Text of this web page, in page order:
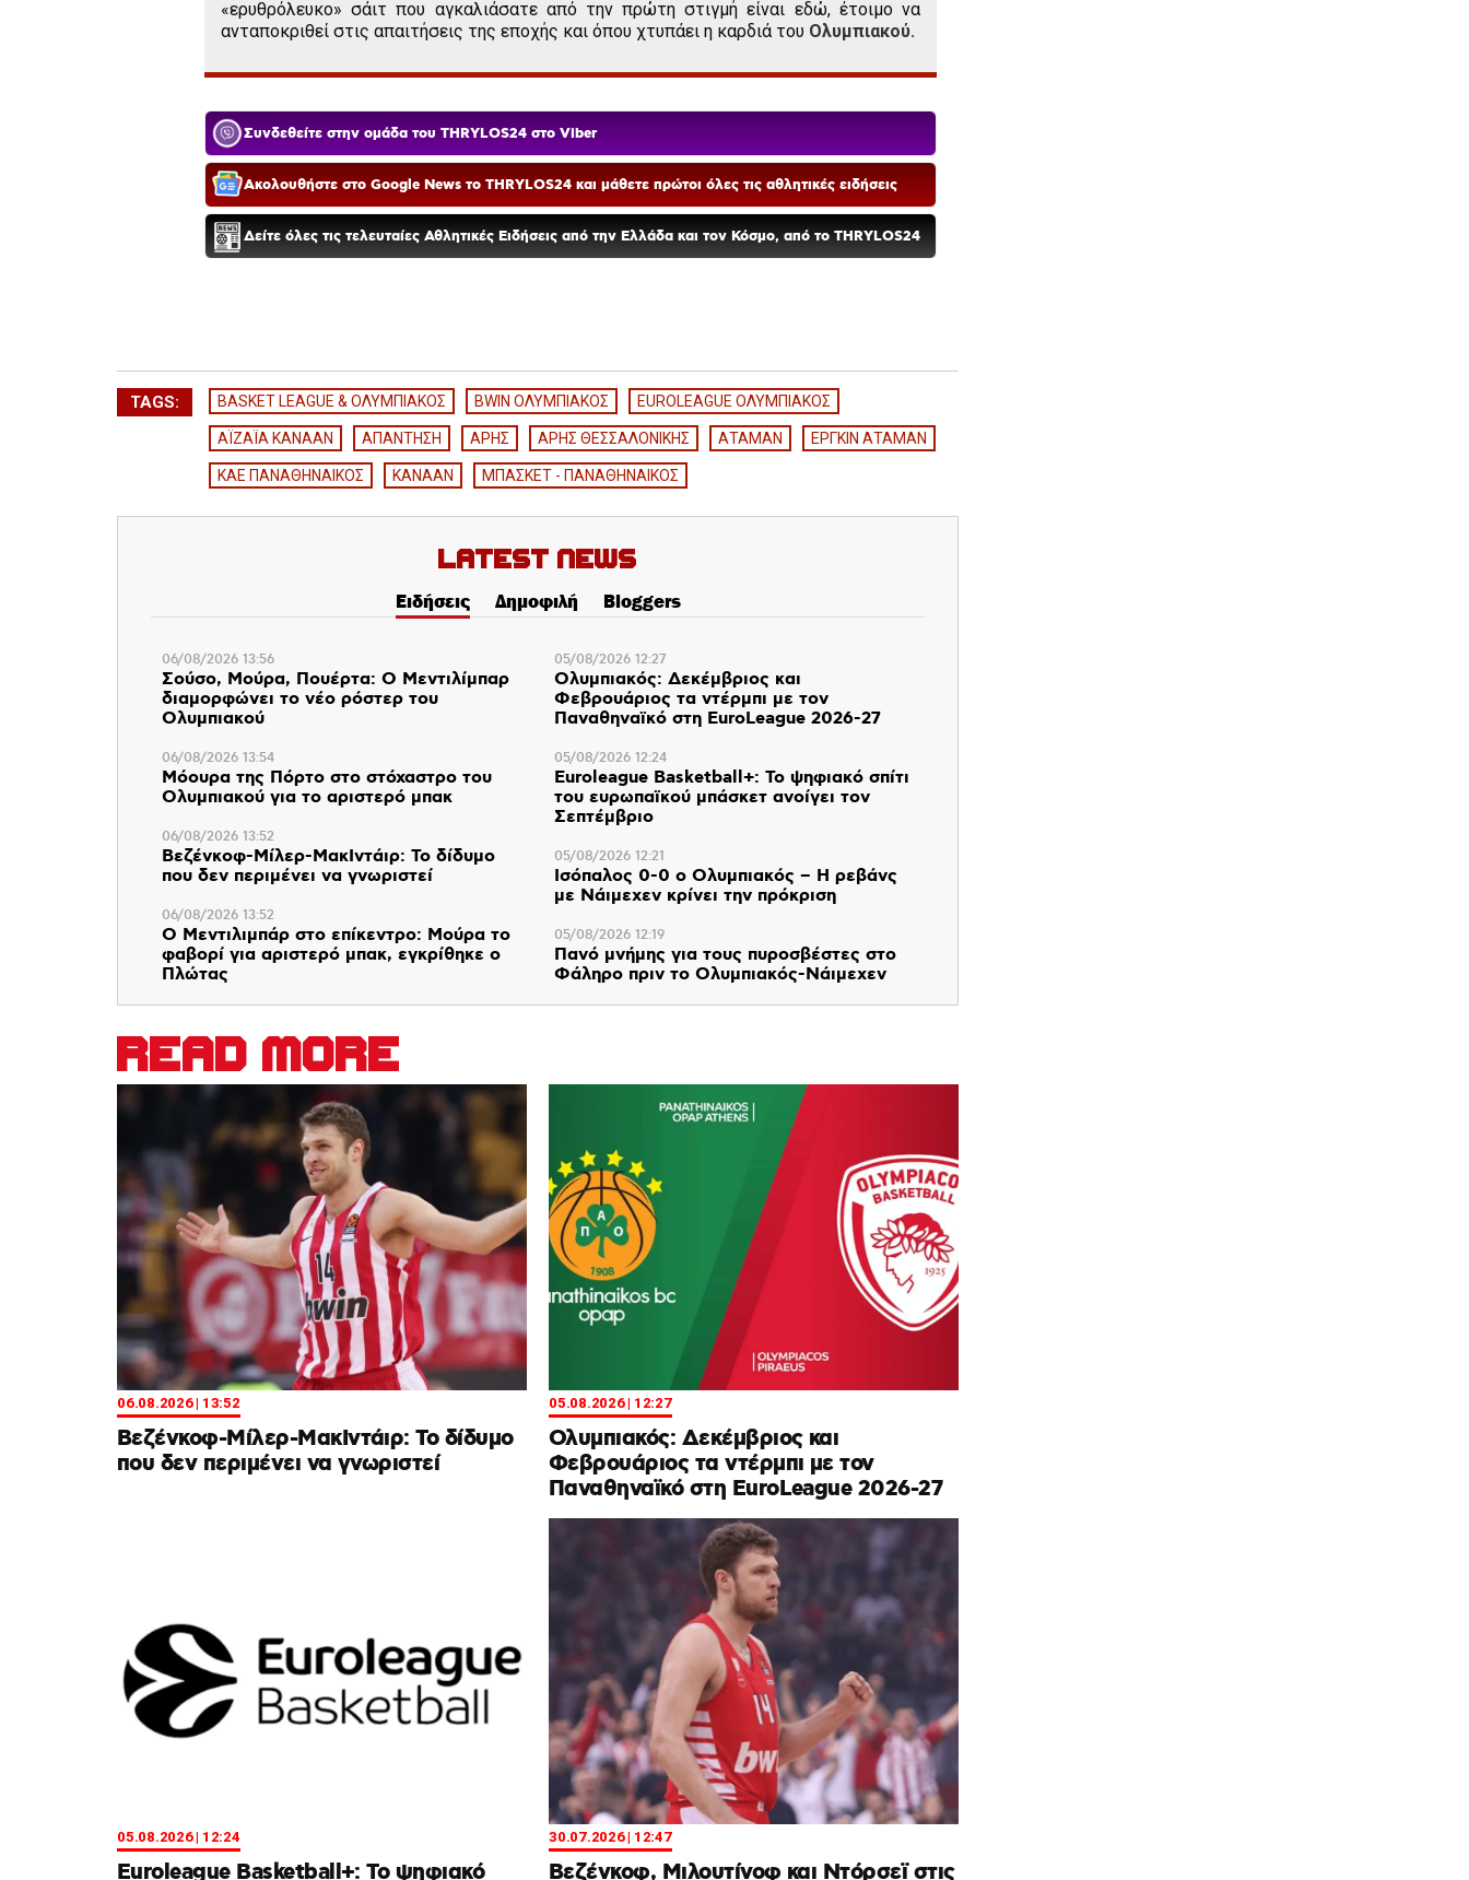
«ερυθρόλευκο» σάιτ που αγκαλιάσατε από την πρώτη στιγμή είναι εδώ, έτοιμο να
ανταποκριθεί στις απαιτήσεις της εποχής και όπου χτυπάει η καρδιά του Ολυμπιακού.
Συνδεθείτε στην ομάδα του THRYLOS24 στο Viber
Ακολουθήστε στο Google News το THRYLOS24 και μάθετε πρώτοι όλες τις αθλητικές ειδήσεις
Δείτε όλες τις τελευταίες Αθλητικές Ειδήσεις από την Ελλάδα και τον Κόσμο, από το THRYLOS24
TAGS: BASKET LEAGUE & ΟΛΥΜΠΙΑΚΟΣ BWIN ΟΛΥΜΠΙΑΚΟΣ EUROLEAGUE ΟΛΥΜΠΙΑΚΟΣ
ΑΪΖΑΪΑ ΚΑΝΑΑΝ ΑΠΑΝΤΗΣΗ ΑΡΗΣ ΑΡΗΣ ΘΕΣΣΑΛΟΝΙΚΗΣ ΑΤΑΜΑΝ ΕΡΓΚΙΝ ΑΤΑΜΑΝ
ΚΑΕ ΠΑΝΑΘΗΝΑΙΚΟΣ ΚΑΝΑΑΝ ΜΠΑΣΚΕΤ - ΠΑΝΑΘΗΝΑΙΚΟΣ
Latest News
Ειδήσεις Δημοφιλή Bloggers
06/08/2026 13:56
Σούσο, Μούρα, Πουέρτα: Ο Μεντιλίμπαρ
διαμορφώνει το νέο ρόστερ του
Ολυμπιακού
06/08/2026 13:54
Μόουρα της Πόρτο στο στόχαστρο του
Ολυμπιακού για το αριστερό μπακ
06/08/2026 13:52
Βεζένκοφ-Μίλερ-ΜακΙντάιρ: Το δίδυμο
που δεν περιμένει να γνωριστεί
06/08/2026 13:52
Ο Μεντιλιμπάρ στο επίκεντρο: Μούρα το
φαβορί για αριστερό μπακ, εγκρίθηκε ο
Πλώτας
05/08/2026 12:27
Ολυμπιακός: Δεκέμβριος και
Φεβρουάριος τα ντέρμπι με τον
Παναθηναϊκό στη EuroLeague 2026-27
05/08/2026 12:24
Euroleague Basketball+: Το ψηφιακό σπίτι
του ευρωπαϊκού μπάσκετ ανοίγει τον
Σεπτέμβριο
05/08/2026 12:21
Ισόπαλος 0-0 ο Ολυμπιακός – Η ρεβάνς
με Νάιμεχεν κρίνει την πρόκριση
05/08/2026 12:19
Πανό μνήμης για τους πυροσβέστες στο
Φάληρο πριν το Ολυμπιακός-Νάιμεχεν
READ MORE
06.08.2026 | 13:52
Βεζένκοφ-Μίλερ-ΜακΙντάιρ: Το δίδυμο
που δεν περιμένει να γνωριστεί
05.08.2026 | 12:27
Ολυμπιακός: Δεκέμβριος και
Φεβρουάριος τα ντέρμπι με τον
Παναθηναϊκό στη EuroLeague 2026-27
05.08.2026 | 12:24
Euroleague Basketball+: Το ψηφιακό
30.07.2026 | 12:47
Βεζένκοφ, Μιλουτίνοφ και Ντόρσεϊ στις